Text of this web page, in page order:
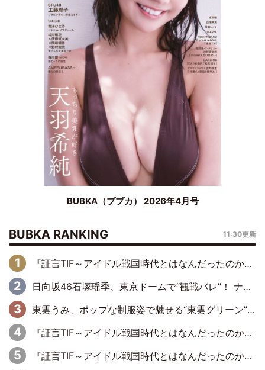
BUBKA（ブブカ） 2026年4月号
BUBKA RANKING 11:30更新
『証言TIF～アイドル戦国時代とはなんだったのか～』第6回：でんぱ組.inc・古川未鈴×相沢梨紗「『ハロプロやりたかったな』って言ったら、夢眠ねむさんに『てめえはでんぱ組．incなんだよ！』って肩パンされて(笑)」
日向坂46石塚瑶季、東京ドームで“観戦バレ”！ ナイツ・塙も認めた「巨人に詳しすぎるアイドル」は元VENUSスクール生で杉内コーチ推し⁉
東雲うみ、ポップな制服姿で魅せる“東雲グリーン”の正体
『証言TIF～アイドル戦国時代とはなんだったのか～』第8回：Negicco・Nao☆×Megu×Kaede「東京からオファーが来たのと、梨の皮剥きとどっちが大事なんだって」
『証言TIF～アイドル戦国時代とはなんだったのか～』第10回：さくら学院・武藤彩未×飯田らうら「正直、中3で辞めるというのを信じてなくて。そう言われてはいたけど、嘘でしょって」